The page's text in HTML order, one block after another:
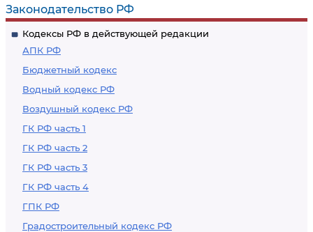
Законодательство РФ
Кодексы РФ в действующей редакции
АПК РФ
Бюджетный кодекс
Водный кодекс РФ
Воздушный кодекс РФ
ГК РФ часть 1
ГК РФ часть 2
ГК РФ часть 3
ГК РФ часть 4
ГПК РФ
Градостроительный кодекс РФ